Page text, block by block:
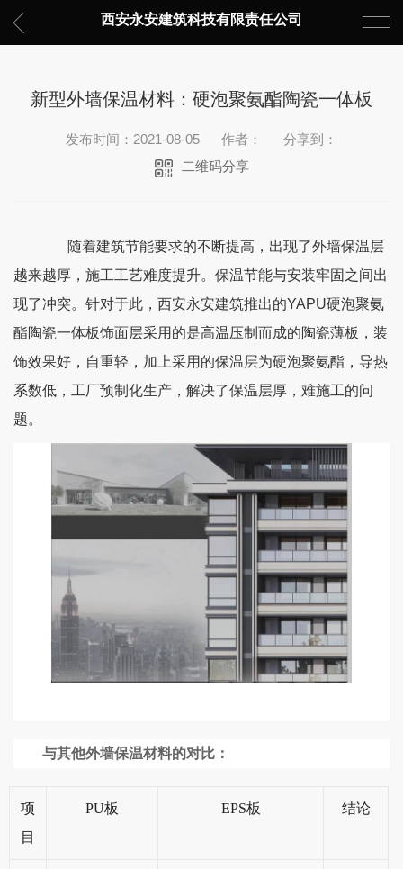
西安永安建筑科技有限责任公司
新型外墙保温材料：硬泡聚氨酯陶瓷一体板
发布时间：2021-08-05 作者：
分享到：
二维码分享
随着建筑节能要求的不断提高，出现了外墙保温层
越来越厚，施工工艺难度提升。保温节能与安装牢固之间出
现了冲突。针对于此，西安永安建筑推出的YAPU硬泡聚氨
酯陶瓷一体板饰面层采用的是高温压制而成的陶瓷薄板，装
饰效果好，自重轻，加上采用的保温层为硬泡聚氨酯，导热
系数低，工厂预制化生产，解决了保温层厚，难施工的问
题。
与其他外墙保温材料的对比：
项
目
PU板 EPS板 结论